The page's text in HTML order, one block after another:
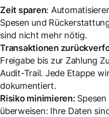
Zeit sparen:
Spesen und
sind nicht mehr nötig.
Transaktionen
Freigabe bis zur Zahlung
Audit-Trail. Jede Etappe
dokumentiert.
Risiko minimieren:
überweisen: Ihre Daten